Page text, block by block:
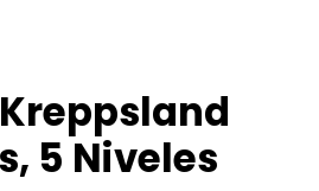
5 Niveles